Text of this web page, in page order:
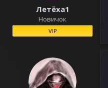
Летёха1
Новичок
VIP